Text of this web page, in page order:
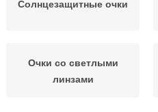
Солнцезащитные очки
Очки со светлыми
линзами